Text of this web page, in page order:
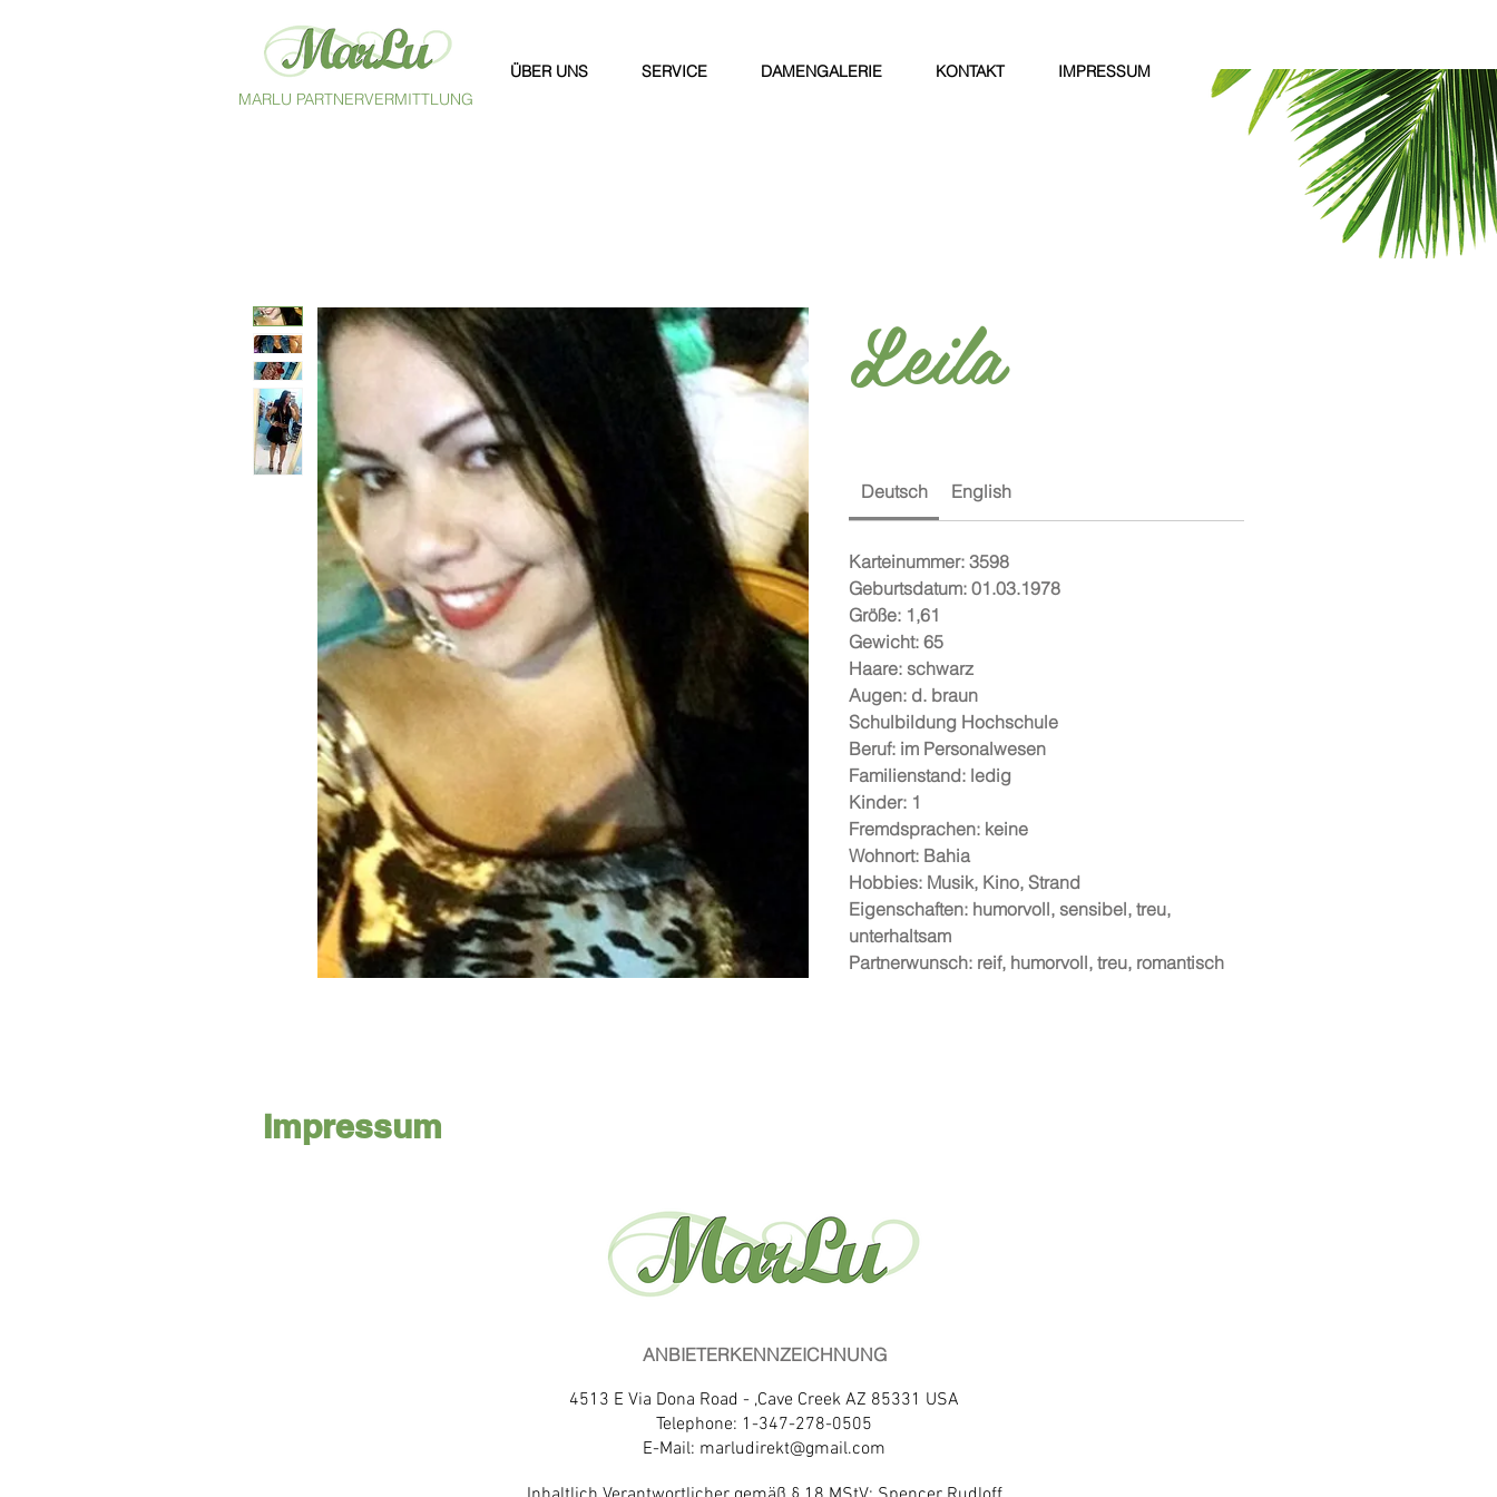
MARLU PARTNERVERMITTLUNG
ÜBER UNS SERVICE DAMENGALERIE KONTAKT IMPRESSUM
Leila
Deutsch English
Karteinummer: 3598
Geburtsdatum: 01.03.1978
Größe: 1,61
Gewicht: 65
Haare: schwarz
Augen: d. braun
Schulbildung Hochschule
Beruf: im Personalwesen
Familienstand: ledig
Kinder: 1
Fremdsprachen: keine
Wohnort: Bahia
Hobbies: Musik, Kino, Strand
Eigenschaften: humorvoll, sensibel, treu,
unterhaltsam
Partnerwunsch: reif, humorvoll, treu, romantisch
ANBIETERKENNZEICHNUNG
4513 E Via Dona Road - ,Cave Creek AZ 85331 USA
Telephone: 1-347-278-0505
E-Mail: marludirekt@gmail.com
Impressum